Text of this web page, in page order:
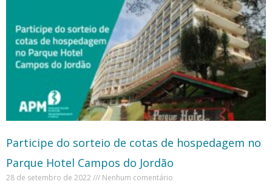
Participe do sorteio de cotas de hospedagem no
Parque Hotel Campos do Jordão
28 de setembro de 2022 Nenhum comentário